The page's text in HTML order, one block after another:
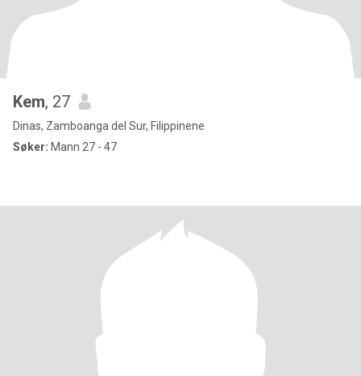
Kem, 27
Dinas, Zamboanga del Sur, Filippinene
Søker: Mann 27 - 47